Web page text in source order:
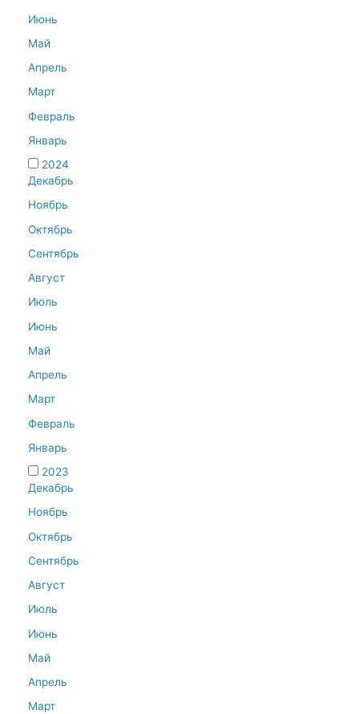
Июнь
Май
Апрель
Март
Февраль
Январь
2024
Декабрь
Ноябрь
Октябрь
Сентябрь
Август
Июль
Июнь
Май
Апрель
Март
Февраль
Январь
2023
Декабрь
Ноябрь
Октябрь
Сентябрь
Август
Июль
Июнь
Май
Апрель
Март